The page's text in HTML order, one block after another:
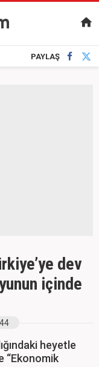
PAYLAŞ
dev
içinde
heyetle
“Ekonomik